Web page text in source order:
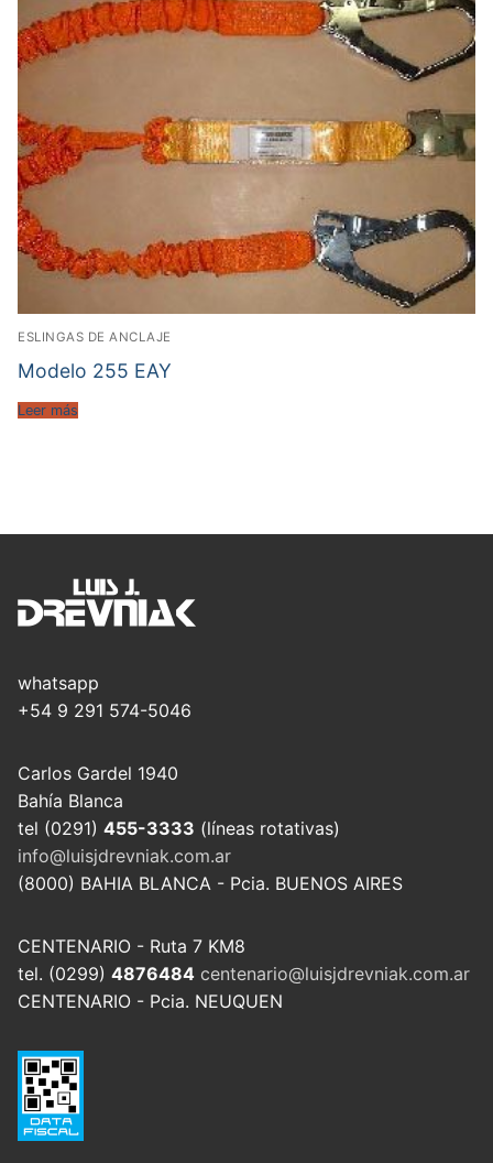
ESLINGAS DE ANCLAJE
Modelo 255 EAY
Leer más
whatsapp
+54 9 291 574-5046
Carlos Gardel 1940
Bahía Blanca
tel (0291) 455-3333 (líneas rotativas)
info@luisjdrevniak.com.ar
(8000) BAHIA BLANCA - Pcia. BUENOS AIRES
CENTENARIO - Ruta 7 KM8
tel. (0299) 4876484 centenario@luisjdrevniak.com.ar
CENTENARIO - Pcia. NEUQUEN